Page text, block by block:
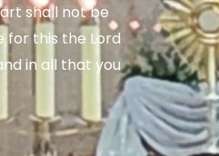
shall not be
for this the Lord
in all that you